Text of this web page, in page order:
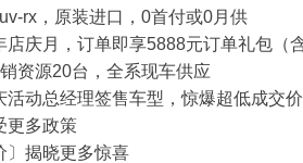
rx，原装进口，0首付或0月供
店庆月，订单即享5888元订单礼包（
资源20台，全系现车供应
活动总经理签售车型，惊爆超低成交价
更多政策
〕揭晓更多惊喜